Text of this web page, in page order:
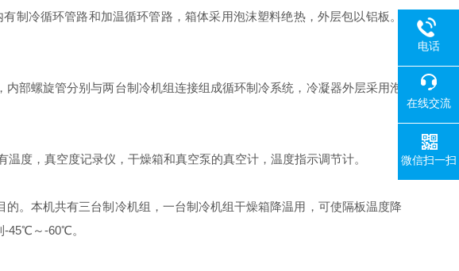
冷循环管路和加温循环管路，箱体采用泡沫塑料绝热，外层包以铝板。
螺旋管分别与两台制冷机组连接组成循环制冷系统，冷凝器外层采用泡
，真空度记录仪，干燥箱和真空泵的真空计，温度指示调节计。
。本机共有三台制冷机组，一台制冷机组干燥箱降温用，可使隔板温度降
-45℃～-60℃。
电话
在线交流
微信扫一扫